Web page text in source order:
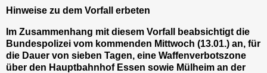
Hinweise zu dem Vorfall erbeten
Im Zusammenhang mit diesem Vorfall beabsichtigt die
Bundespolizei vom kommenden Mittwoch (13.01.) an, für
die Dauer von sieben Tagen, eine Waffenverbotszone
über den Hauptbahnhof Essen sowie Mülheim an der